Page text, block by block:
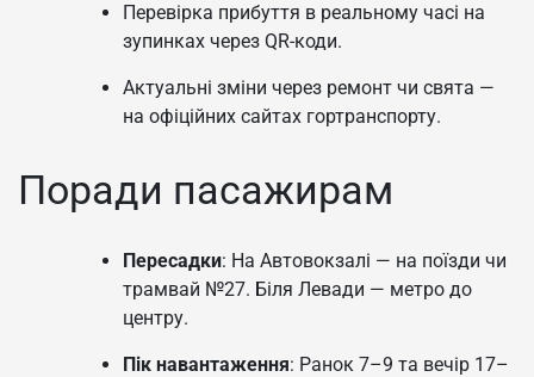
Перевірка прибуття в реальному часі на
зупинках через QR-коди.
Актуальні зміни через ремонт чи свята —
на офіційних сайтах гортранспорту.
Поради пасажирам
Пересадки: На Автовокзалі — на поїзди чи
трамвай №27. Біля Левади — метро до
центру.
Пік навантаження: Ранок 7–9 та вечір 17–